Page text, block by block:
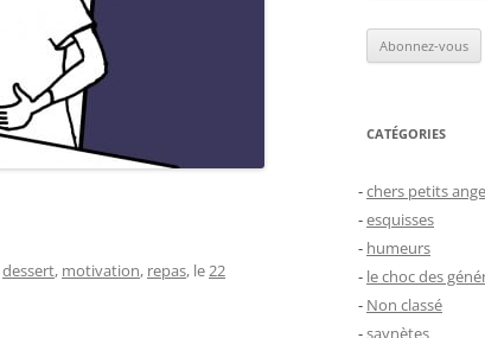
dessert, motivation, repas, le22
CATÉGORIES
chers petits
esquisses
humeurs
le choc des
Non classé
saynètes